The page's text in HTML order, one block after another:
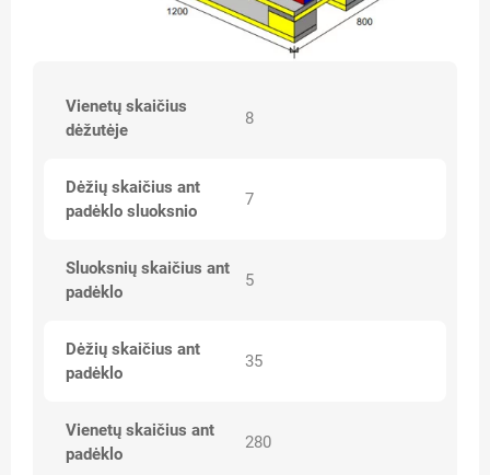
Vienetų skaičius
dėžutėje
8
Dėžių skaičius ant
padėklo sluoksnio
7
Sluoksnių skaičius ant
padėklo
5
Dėžių skaičius ant
padėklo
35
Vienetų skaičius ant
padėklo
280